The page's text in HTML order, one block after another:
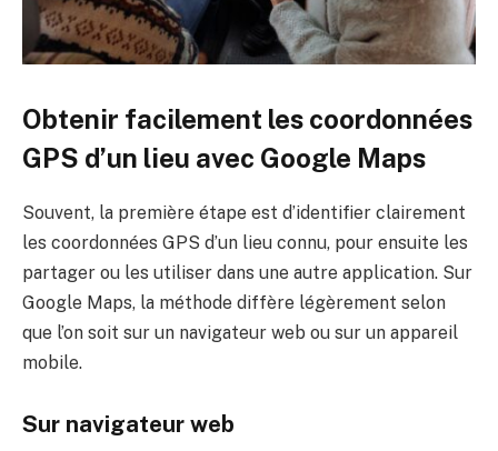
Obtenir facilement les coordonnées
GPS d’un lieu avec Google Maps
Souvent, la première étape est d’identifier clairement
les coordonnées GPS d’un lieu connu, pour ensuite les
partager ou les utiliser dans une autre application. Sur
Google Maps, la méthode diffère légèrement selon
que l’on soit sur un navigateur web ou sur un appareil
mobile.
Sur navigateur web